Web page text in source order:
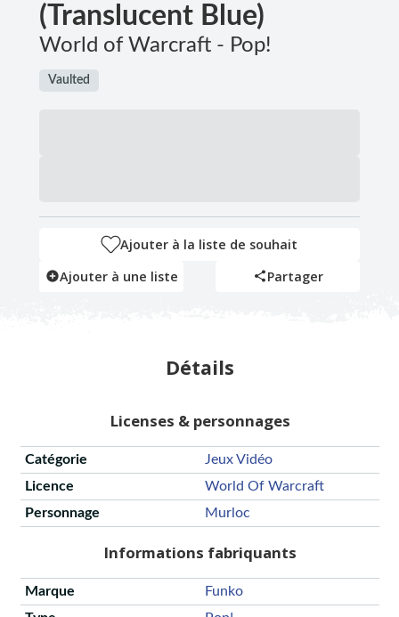
(Translucent Blue)
World of Warcraft - Pop!
Vaulted
Ajouter à la liste de souhait
Ajouter à une liste
Partager
Détails
Licenses & personnages
Catégorie
Jeux Vidéo
Licence
World Of Warcraft
Personnage
Murloc
Informations fabriquants
Marque
Funko